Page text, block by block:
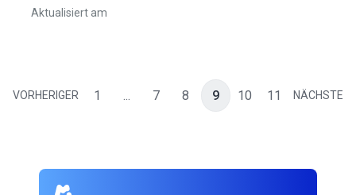
Aktualisiert am
VORHERIGER 1 ... 7 8 9 10 11 NÄCHSTE